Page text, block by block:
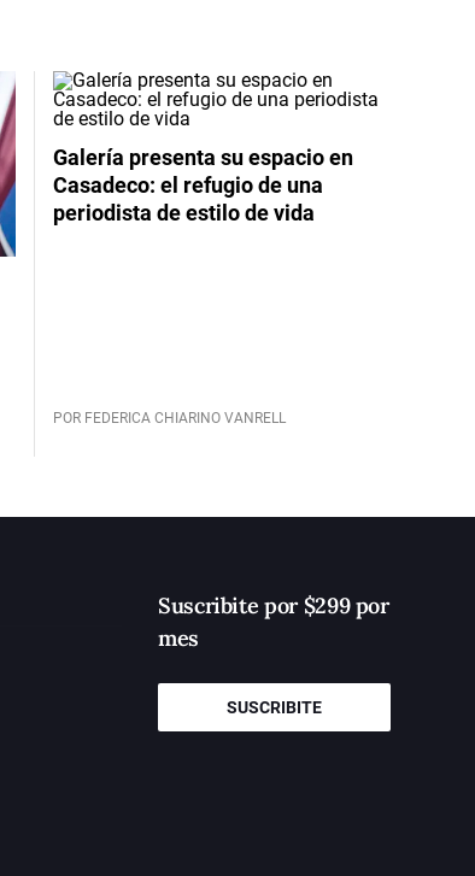
Galería presenta su espacio en
Casadeco: el refugio de una
periodista de estilo de vida
POR FEDERICA CHIARINO VANRELL
Suscribite por $299 por
mes
SUSCRIBITE